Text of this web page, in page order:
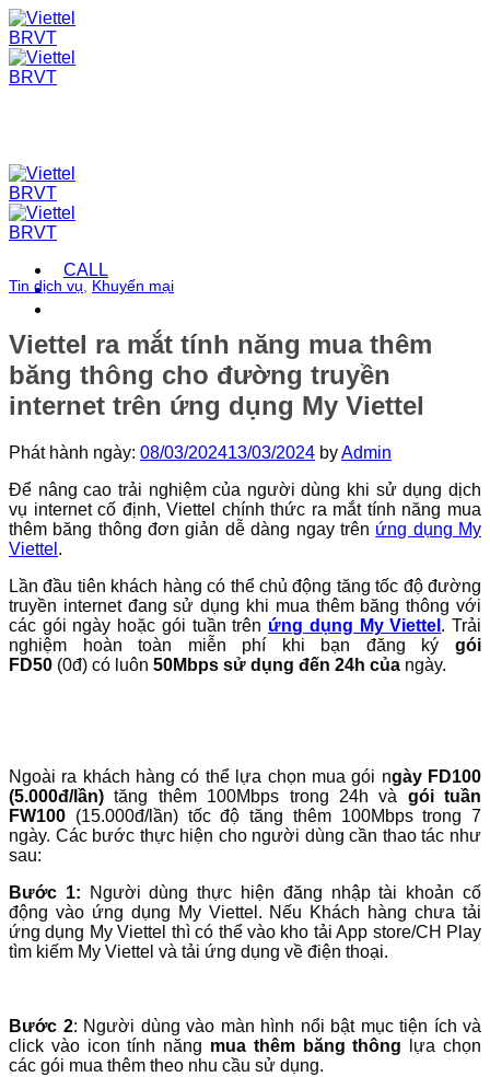
Skip
to
content
CALL
Tin dịch vụ Khuyến mại
Viettel ra mắt tính năng mua thêm
băng thông cho đường truyền
internet trên ứng dụng My Viettel
Phát hành ngày: 08/03/202413/03/2024 byAdmin
Để nâng cao trải nghiệm của người dùng khi sử dụng dịch
vụ internet cố định, Viettel chính thức ra mắt tính năng mua
thêm băng thông đơn giản dễ dàng ngay trên ứng dụng My
Viettel .
Lần đầu tiên khách hàng có thể chủ động tăng tốc độ đường
truyền internet đang sử dụng khi mua thêm băng thông với
các gói ngày hoặc gói tuần trên ứng dụng My Viettel . Trải
nghiệm hoàn toàn miễn phí khi bạn đăng ký gói
FD50 (0đ) có luôn 50Mbps sử dụng đến 24h của ngày.
Ngoài ra khách hàng có thể lựa chọn mua gói ngày FD100
(5.000đ/lần) tăng thêm 100Mbps trong 24h và gói tuần
FW100 (15.000đ/lần) tốc độ tăng thêm 100Mbps trong 7
ngày. Các bước thực hiện cho người dùng cần thao tác như
sau:
Bước 1:
Người dùng thực hiện đăng nhập tài khoản cố
động vào ứng dụng My Viettel. Nếu Khách hàng chưa tải
ứng dụng My Viettel thì có thể vào kho tải App store/CH Play
tìm kiếm My Viettel và tải ứng dụng về điện thoại.
Bước 2: Người dùng vào màn hình nổi bật mục tiện ích và
click vào icon tính năng mua thêm băng thông
lựa chọn
các gói mua thêm theo nhu cầu sử dụng.